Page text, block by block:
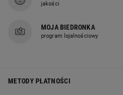
jakości
MOJA BIEDRONKA
program lojalnościowy
METODY PŁATNOŚCI